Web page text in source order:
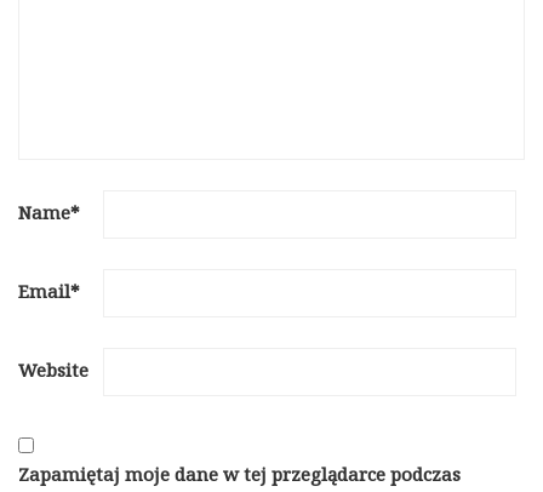
Name*
Email*
Website
Zapamiętaj moje dane w tej przeglądarce podczas